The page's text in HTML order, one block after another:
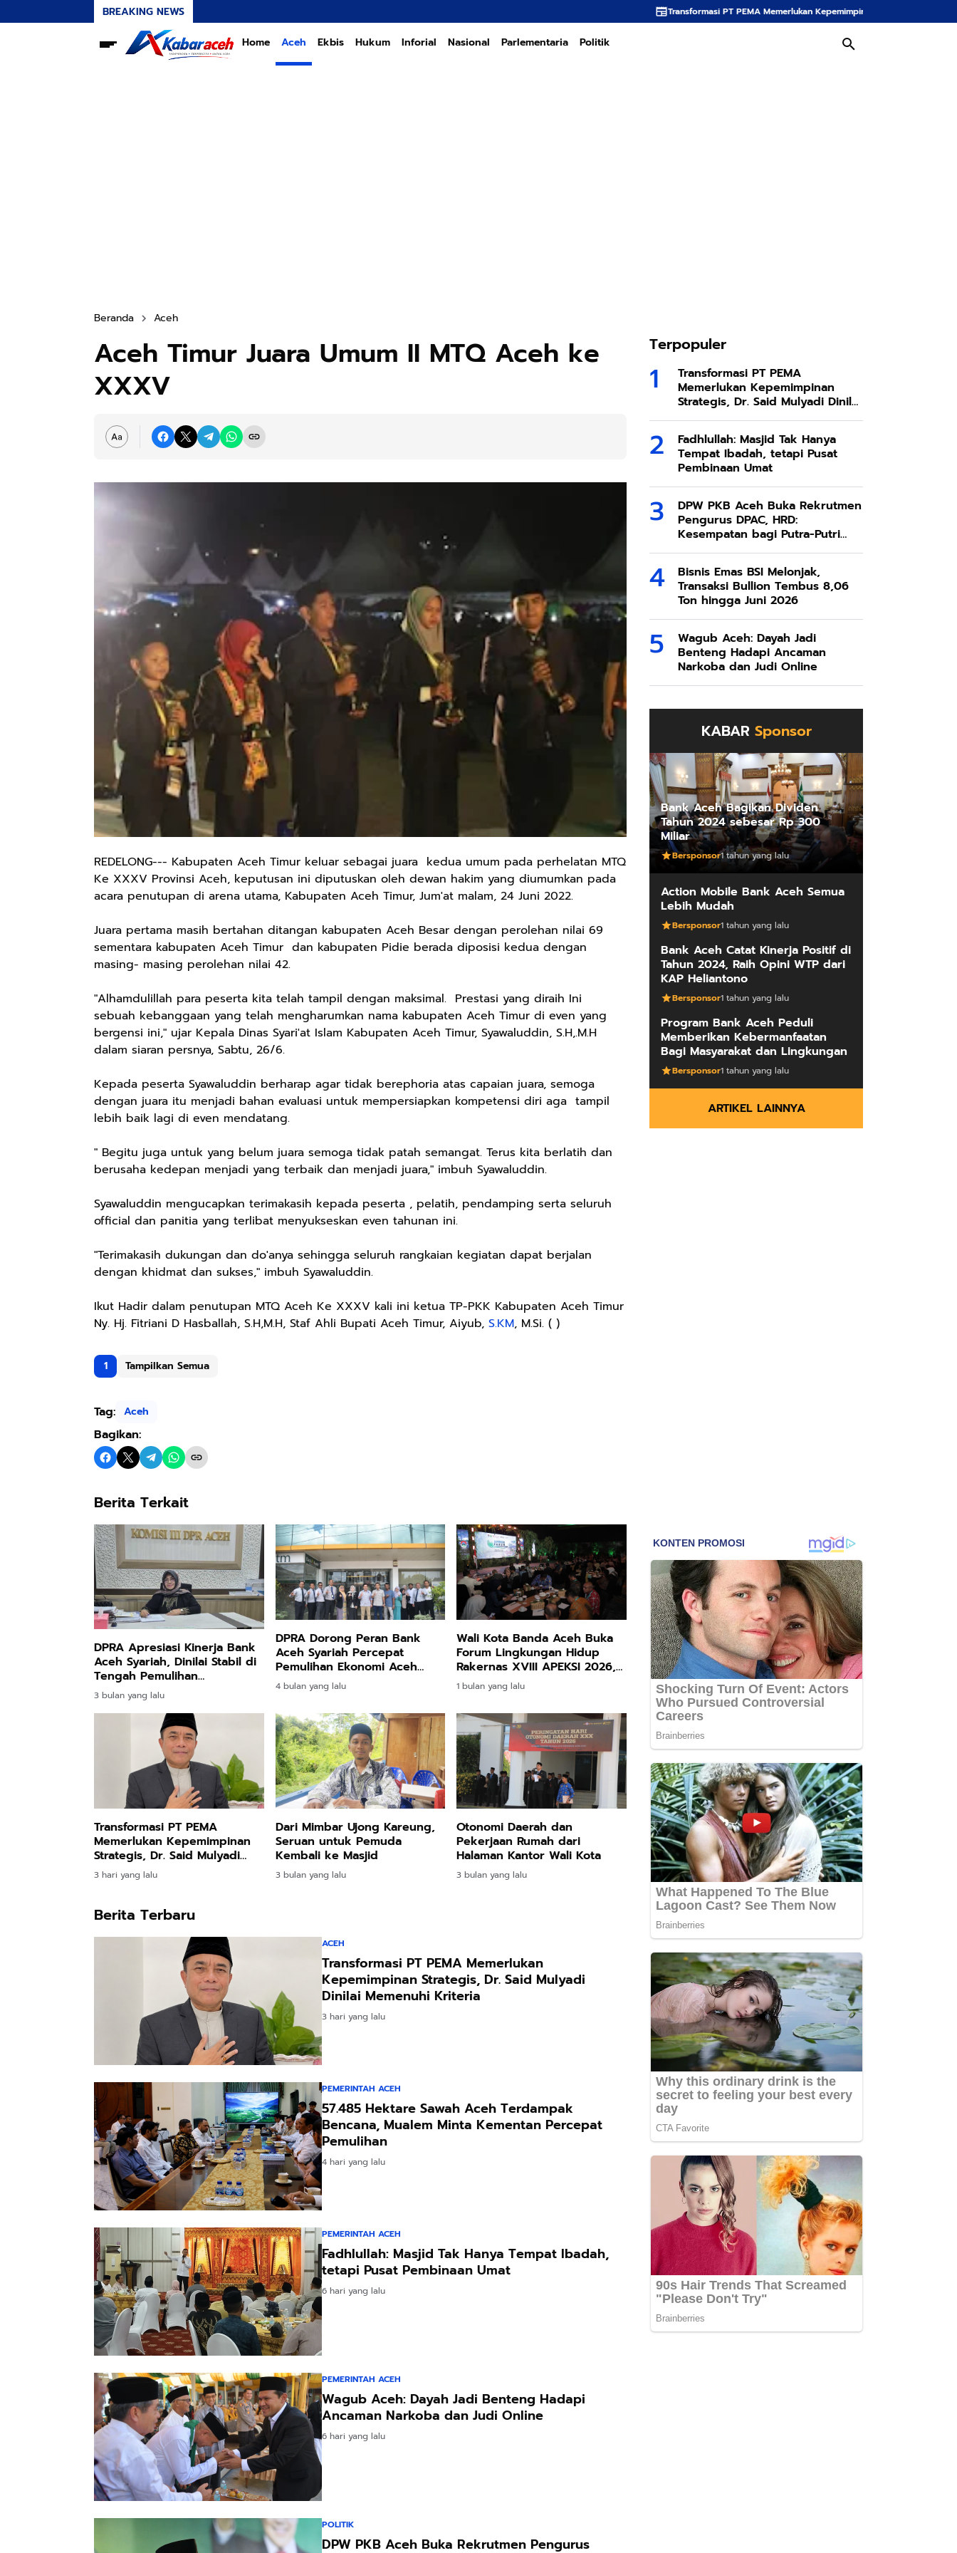
BREAKING NEWS Transformasi PT PEMA Memerlukan Kepemimpinan Strategis, Dr. Said Mulyadi Dinilai
Home Aceh Ekbis Hukum Inforial Nasional Parlementaria Politik
Beranda Aceh
Aceh Timur Juara Umum II MTQ Aceh ke
XXXV
REDELONG--- Kabupaten Aceh Timur keluar sebagai juara kedua umum pada perhelatan MTQ
Ke XXXV Provinsi Aceh, keputusan ini diputuskan oleh dewan hakim yang diumumkan pada
acara penutupan di arena utama, Kabupaten Aceh Timur, Jum'at malam, 24 Juni 2022.
Juara pertama masih bertahan ditangan kabupaten Aceh Besar dengan perolehan nilai 69
sementara kabupaten Aceh Timur dan kabupaten Pidie berada diposisi kedua dengan
masing- masing perolehan nilai 42.
"Alhamdulillah para peserta kita telah tampil dengan maksimal. Prestasi yang diraih Ini
sebuah kebanggaan yang telah mengharumkan nama kabupaten Aceh Timur di even yang
bergensi ini," ujar Kepala Dinas Syari'at Islam Kabupaten Aceh Timur, Syawaluddin, S.H,.M.H
dalam siaran persnya, Sabtu, 26/6.
Kepada peserta Syawaluddin berharap agar tidak berephoria atas capaian juara, semoga
dengan juara itu menjadi bahan evaluasi untuk mempersiapkan kompetensi diri aga tampil
lebih baik lagi di even mendatang.
" Begitu juga untuk yang belum juara semoga tidak patah semangat. Terus kita berlatih dan
berusaha kedepan menjadi yang terbaik dan menjadi juara," imbuh Syawaluddin.
Syawaluddin mengucapkan terimakasih kepada peserta , pelatih, pendamping serta seluruh
official dan panitia yang terlibat menyukseskan even tahunan ini.
"Terimakasih dukungan dan do'anya sehingga seluruh rangkaian kegiatan dapat berjalan
dengan khidmat dan sukses," imbuh Syawaluddin.
Ikut Hadir dalam penutupan MTQ Aceh Ke XXXV kali ini ketua TP-PKK Kabupaten Aceh Timur
Ny. Hj. Fitriani D Hasballah, S.H,M.H, Staf Ahli Bupati Aceh Timur, Aiyub, S.KM, M.Si. ( )
1 Tampilkan Semua
Tag: Aceh
Bagikan:
Berita Terkait
DPRA Apresiasi Kinerja Bank
Aceh Syariah, Dinilai Stabil di
Tengah Pemulihan
Pascabencana
3 bulan yang lalu
DPRA Dorong Peran Bank
Aceh Syariah Percepat
Pemulihan Ekonomi Aceh
Timur
4 bulan yang lalu
Wali Kota Banda Aceh Buka
Forum Lingkungan Hidup
Rakernas XVIII APEKSI 2026,
Bahas Aksi Nyata Hadapi
Perubahan Iklim
1 bulan yang lalu
Transformasi PT PEMA
Memerlukan Kepemimpinan
Strategis, Dr. Said Mulyadi
Dinilai Memenuhi Kriteria
3 hari yang lalu
Dari Mimbar Ujong Kareung,
Seruan untuk Pemuda
Kembali ke Masjid
3 bulan yang lalu
Otonomi Daerah dan
Pekerjaan Rumah dari
Halaman Kantor Wali Kota
3 bulan yang lalu
Berita Terbaru
ACEH
Transformasi PT PEMA Memerlukan
Kepemimpinan Strategis, Dr. Said Mulyadi
Dinilai Memenuhi Kriteria
3 hari yang lalu
PEMERINTAH ACEH
57.485 Hektare Sawah Aceh Terdampak
Bencana, Mualem Minta Kementan Percepat
Pemulihan
4 hari yang lalu
PEMERINTAH ACEH
Fadhlullah: Masjid Tak Hanya Tempat Ibadah,
tetapi Pusat Pembinaan Umat
6 hari yang lalu
PEMERINTAH ACEH
Wagub Aceh: Dayah Jadi Benteng Hadapi
Ancaman Narkoba dan Judi Online
6 hari yang lalu
POLITIK
DPW PKB Aceh Buka Rekrutmen Pengurus
Terpopuler
Transformasi PT PEMA
Memerlukan Kepemimpinan
Strategis, Dr. Said Mulyadi Dinilai
Memenuhi Kriteria
Fadhlullah: Masjid Tak Hanya
Tempat Ibadah, tetapi Pusat
Pembinaan Umat
DPW PKB Aceh Buka Rekrutmen
Pengurus DPAC, HRD:
Kesempatan bagi Putra-Putri
Terbaik Aceh
Bisnis Emas BSI Melonjak,
Transaksi Bullion Tembus 8,06
Ton hingga Juni 2026
Wagub Aceh: Dayah Jadi
Benteng Hadapi Ancaman
Narkoba dan Judi Online
KABAR Sponsor
Bank Aceh Bagikan Dividen
Tahun 2024 sebesar Rp 300
Miliar
Bersponsor1 tahun yang lalu
Action Mobile Bank Aceh Semua
Lebih Mudah
Bersponsor1 tahun yang lalu
Bank Aceh Catat Kinerja Positif di
Tahun 2024, Raih Opini WTP dari
KAP Heliantono
Bersponsor1 tahun yang lalu
Program Bank Aceh Peduli
Memberikan Kebermanfaatan
Bagi Masyarakat dan Lingkungan
Bersponsor1 tahun yang lalu
ARTIKEL LAINNYA